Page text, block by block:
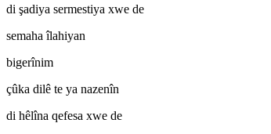
di şadiya sermestiya xwe de
semaha îlahiyan
bigerînim
çûka dilê te ya nazenîn
di hêlîna qefesa xwe de